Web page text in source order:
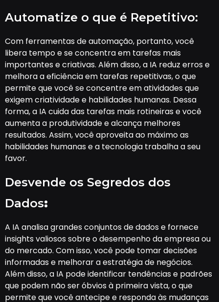
Automatize o que é Repetitivo:
Com ferramentas de automação, portanto, você
libera tempo e se concentra em tarefas mais
importantes e criativas. Além disso, a IA reduz erros e
melhora a eficiência em tarefas repetitivas, o que
permite que você se concentre em atividades que
exigem criatividade e habilidades humanas. Dessa
forma, a IA cuida das tarefas mais rotineiras e você
aumenta a produtividade e alcança melhores
resultados. Assim, você aproveita ao máximo as
habilidades humanas e a tecnologia trabalha a seu
favor.
Desvende os Segredos dos
Dados:
A IA analisa grandes conjuntos de dados e fornece
insights valiosos sobre o desempenho da empresa ou
do mercado. Com isso, você pode tomar decisões
informadas e melhorar a estratégia de negócios.
Além disso, a IA pode identificar tendências e padrões
que podem não ser óbvios à primeira vista, o que
permite que você antecipe e responda às mudanças